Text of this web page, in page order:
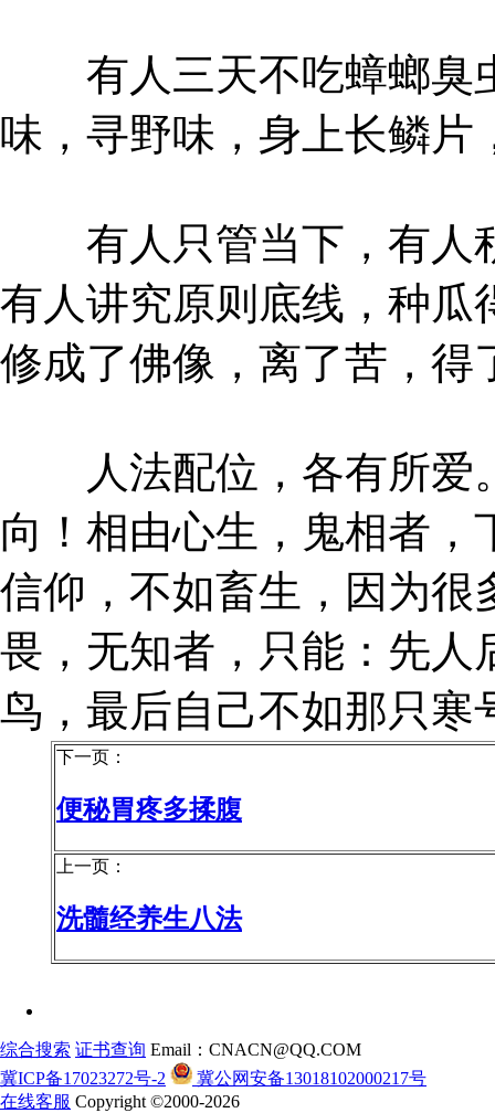
有人三天不吃蟑螂臭
味，寻野味，身上长鳞片
有人只管当下，有人
有人讲究原则底线，种瓜
修成了佛像，离了苦，得
人法配位，各有所爱
向！相由心生，鬼相者
信仰，不如畜生，因为很
畏，无知者，只能：先人
鸟，最后自己不如那只寒
下一页：
便秘胃疼多揉腹
上一页：
洗髓经养生八法
综合搜索 证书查询 Email：CNACN@QQ.COM
冀ICP备17023272号-2
冀公网安备13018102000217号
在线客服 Copyright ©2000-2026